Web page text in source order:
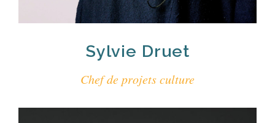
Sylvie Druet
Chef de projets culture